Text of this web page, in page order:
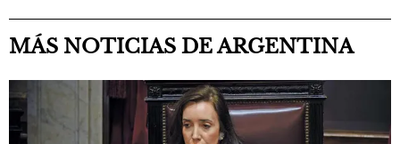
MÁS NOTICIAS DE ARGENTINA